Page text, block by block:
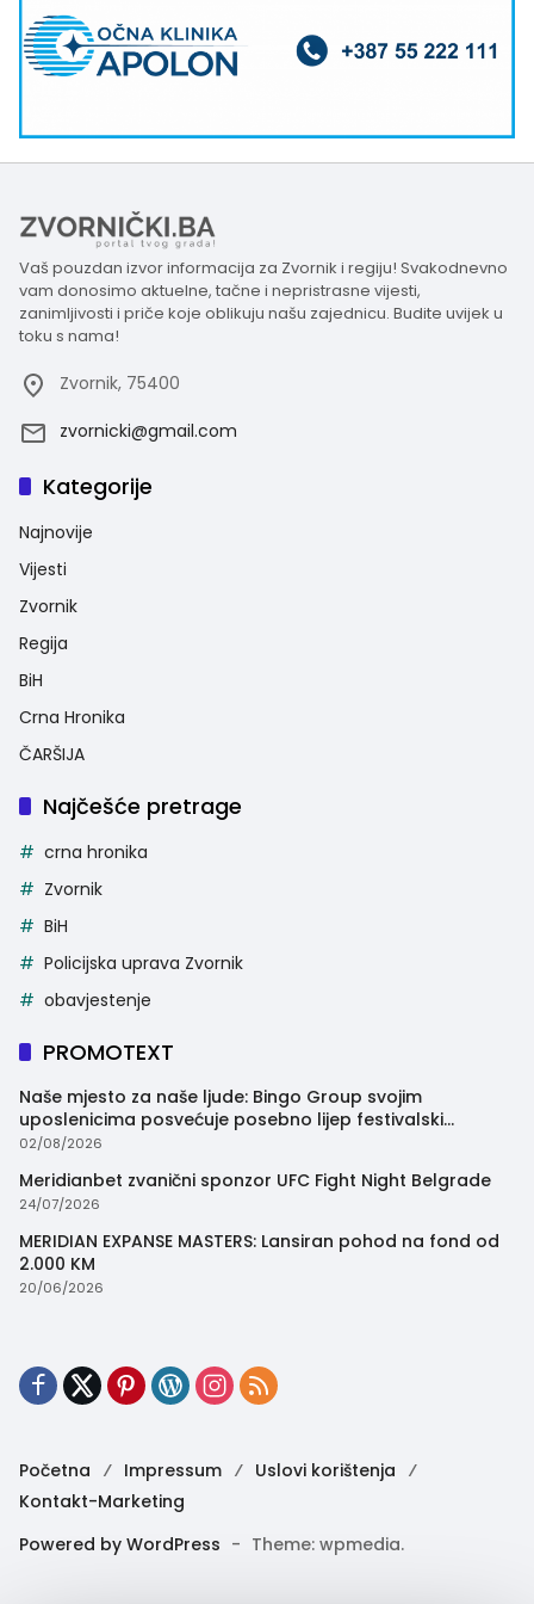
Vaš pouzdan izvor informacija za Zvornik i regiju! Svakodnevno
vam donosimo aktuelne, tačne i nepristrasne vijesti,
zanimljivosti i priče koje oblikuju našu zajednicu. Budite uvijek u
toku s nama!
Zvornik, 75400
zvornicki@gmail.com
Kategorije
Najnovije
Vijesti
Zvornik
Regija
BiH
Crna Hronika
ČARŠIJA
Najčešće pretrage
crna hronika
Zvornik
BiH
Policijska uprava Zvornik
obavjestenje
PROMOTEXT
Naše mjesto za naše ljude: Bingo Group svojim
uposlenicima posvećuje posebno lijep festivalski
trenutak
02/08/2026
Meridianbet zvanični sponzor UFC Fight Night Belgrade
24/07/2026
MERIDIAN EXPANSE MASTERS: Lansiran pohod na fond od
2.000 KM
20/06/2026
Početna Impressum
Uslovi korištenja
Kontakt-Marketing
Powered by WordPress - Theme: wpmedia.